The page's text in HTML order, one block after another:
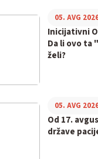
Inicijativni
Da li ovo ta
želi?
05. AVG
Od 17.
države
05. AVG